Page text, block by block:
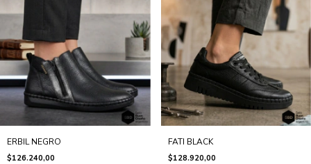
ERBIL NEGRO
$126.240,00
FATI BLACK
$128.920,00